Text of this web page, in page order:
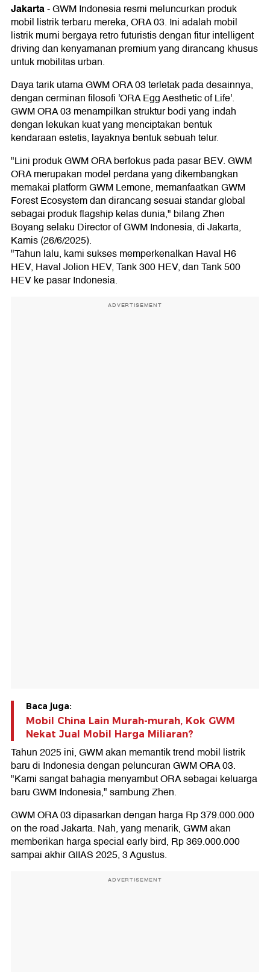
Jakarta-GWM Indonesia resmi meluncurkan produk
mobil listrik terbaru mereka, ORA 03. Ini adalah mobil
listrik murni bergaya retro futuristis dengan fitur intelligent
driving dan kenyamanan premium yang dirancang khusus
untuk mobilitas urban.
Daya tarik utama GWM ORA 03 terletak pada desainnya,
dengan cerminan filosofi 'ORA Egg Aesthetic of Life'.
GWM ORA 03 menampilkan struktur bodi yang indah
dengan lekukan kuat yang menciptakan bentuk
kendaraan estetis, layaknya bentuk sebuah telur.
"Lini produk GWM ORA berfokus pada pasar BEV. GWM
ORA merupakan model perdana yang dikembangkan
memakai platform GWM Lemone, memanfaatkan GWM
Forest Ecosystem dan dirancang sesuai standar global
sebagai produk flagship kelas dunia," bilang Zhen
Boyang selaku Director of GWM Indonesia, di Jakarta,
Kamis (26/6/2025).
"Tahun lalu, kami sukses memperkenalkan Haval H6
HEV, Haval Jolion HEV, Tank 300 HEV, dan Tank 500
HEV ke pasar Indonesia.
ADVERTISEMENT
Baca juga:
Mobil China Lain Murah-murah, Kok GWM
Nekat Jual Mobil Harga Miliaran?
Tahun 2025 ini, GWM akan memantik trend mobil listrik
baru di Indonesia dengan peluncuran GWM ORA 03.
"Kami sangat bahagia menyambut ORA sebagai keluarga
baru GWM Indonesia," sambung Zhen.
GWM ORA 03 dipasarkan dengan harga Rp 379.000.000
on the road Jakarta. Nah, yang menarik, GWM akan
memberikan harga special early bird, Rp 369.000.000
sampai akhir GIIAS 2025, 3 Agustus.
ADVERTISEMENT